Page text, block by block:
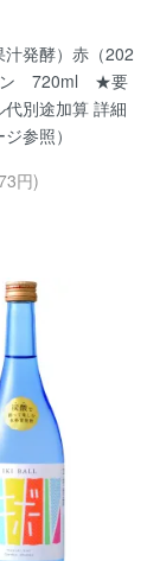
発酵）赤（202
ン 720ml ★要
別途加算 詳細
参照）
円)